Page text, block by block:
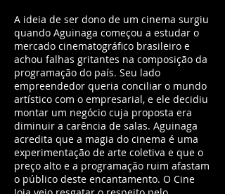
A ideia de ser dono de um cinema surgiu
quando Aguinaga começou a estudar o
mercado cinematográfico brasileiro e
achou falhas gritantes na composição da
programação do país. Seu lado
empreendedor queria conciliar o mundo
artístico com o empresarial, e ele decidiu
montar um negócio cuja proposta era
diminuir a carência de salas. Aguinaga
acredita que a magia do cinema é uma
experimentação de arte coletiva e que o
preço alto e a programação ruim afastam
o público deste encantamento. O Cine